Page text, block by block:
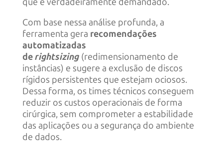
que é verdadeiramente demandado.
Com base nessa análise profunda, a
ferramenta gera recomendações
automatizadas
derightsizing(redimensionamento de
instâncias) e sugere a exclusão de discos
rígidos persistentes que estejam ociosos.
Dessa forma, os times técnicos conseguem
reduzir os custos operacionais de forma
cirúrgica, sem comprometer a estabilidade
das aplicações ou a segurança do ambiente
de dados.